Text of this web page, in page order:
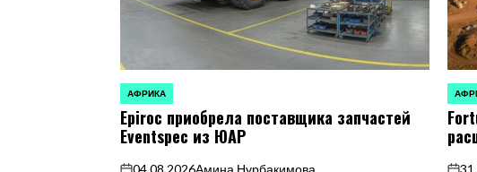
ОПУБЛИКОВАНО
В
АФРИКА
Epiroc приобрела поставщика запчастей
Eventspec из ЮАР
04.08.2026Амина Нурбакимова
В